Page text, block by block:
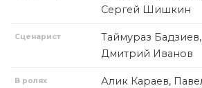
Сергей Шишкин
Сценарист
Таймураз
Дмитрий Иванов
В ролях
Алик Караев,